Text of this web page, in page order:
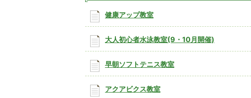
健康アップ教室
大人初心者水泳教室(9・10月開催)
早朝ソフトテニス教室
アクアビクス教室